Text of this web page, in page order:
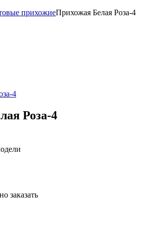
прихожиеПрихожая Белая Роза-4
Роза-4
заказать